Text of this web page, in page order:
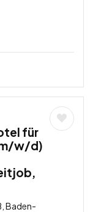
für
w/d)
Baden-